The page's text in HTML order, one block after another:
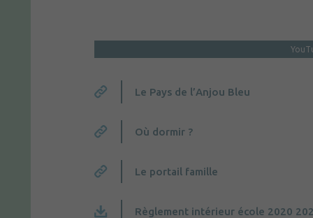
Le Pays de l’Anjou Bleu
Où dormir ?
Le portail famille
Règlement intérieur école 2020